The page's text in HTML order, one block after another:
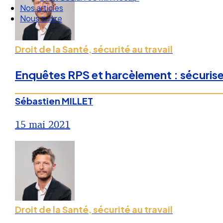
Nos articles
Nous suivre
Droit de la Santé, sécurité au travail
Enquêtes RPS et harcèlement :
Sébastien MILLET
15 mai 2021
Droit de la Santé, sécurité au travail